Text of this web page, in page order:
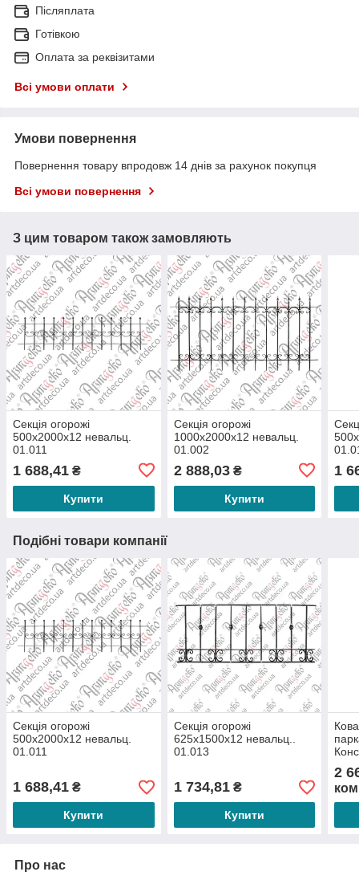
Післяплата
Готівкою
Оплата за реквізитами
Всі умови оплати
Умови повернення
Повернення товару впродовж 14 днів за рахунок покупця
Всі умови повернення
З цим товаром також замовляють
Секція огорожі
500х2000х12 невальц.
01.011
1 688,41 ₴
Купити
Секція огорожі
1000х2000х12 невальц.
01.002
2 888,03₴
Купити
1
Подібні товари компанії
Секція огорожі
500х2000х12 невальц.
01.011
1 688,41 ₴
Купити
Секція огорожі
625х1500х12 невальц..
01.013
1 734,81₴
Купити
2
Про нас